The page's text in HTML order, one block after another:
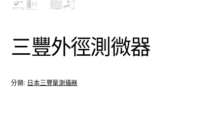
三豐外徑測微器
分類: 日本三豐量測儀器